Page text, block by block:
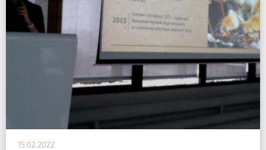
15.02.2022